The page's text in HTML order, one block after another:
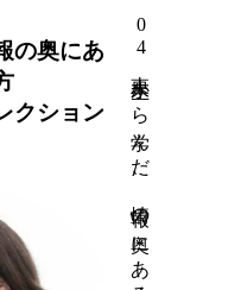
の奥にあ
クション
04
東大生から学んだ、情報の奥にある「空気感」の見つけ方